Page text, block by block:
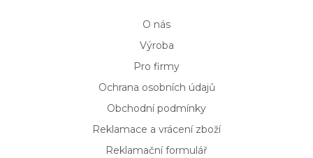
O nás
Výroba
Pro firmy
Ochrana osobních údajů
Obchodní podmínky
Reklamace a vrácení zboží
Reklamační formulář